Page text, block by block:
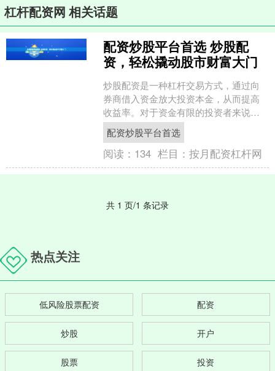
杠杆配资网 相关话题
配资炒股平台首选 炒股配
资，轻松撬动股市财富大门
炒股配资是一种杠杆交易方式，通过向
券商借入资金放大投资本金，从而提高
收益率。对于资金有限的投资者来说，
炒股配资无疑是一把撬动股市财富大门
的利器。 * **放大投....
配资炒股平台首选
阅读： 134 栏目：按月配资杠杆网
共 1 页/1 条记录
热点关注
低风险股票配资 配资
炒股 开户
股票 投资